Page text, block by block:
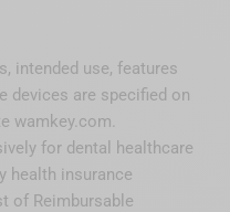
intended use, features
devices are specified on
wamkey.com.
for dental healthcare
health insurance
of Reimbursable